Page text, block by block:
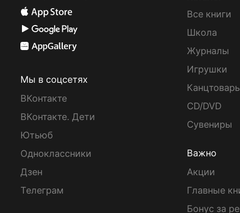
Мы в соцсетях
ВКонтакте
ВКонтакте. Дети
Ютьюб
Одноклассники
Дзен
Телеграм
Все книги
Школа
Журналы
Игрушки
CD/DVD
Сувениры
Важно
Акции
Главные
Бонус за